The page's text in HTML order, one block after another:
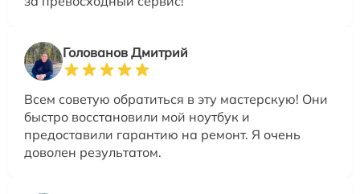
Голованов Дмитрий
Всем советую обратиться в эту мастерскую! Они
быстро восстановили мой ноутбук и
предоставили гарантию на ремонт. Я очень
доволен результатом.